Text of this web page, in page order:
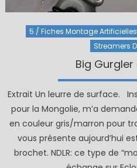
5 / Fiches Montage Artificielles
Streamers
Big
Extrait Un leurre de surface.
pour la Mongolie, m’a
en couleur gris/marron pour
vous présente aujourd’hui
brochet. NDLR: ce type de